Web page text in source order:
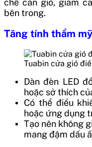
chế cản gió, giảm
bên trong.
Tăng tính thẩm
Tuabin cửa gió
Dàn đèn LED
hoặc sở thích
Có thể điều
hoặc ứng dụng
Tạo nên không
mang đậm dấu